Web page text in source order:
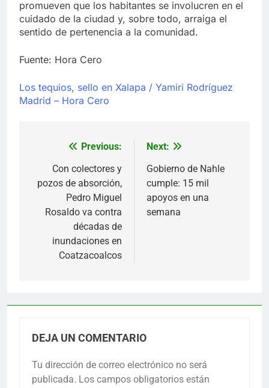
promueven que los habitantes se involucren en el
cuidado de la ciudad y, sobre todo, arraiga el
sentido de pertenencia a la comunidad.
Fuente: Hora Cero
Los tequios, sello en Xalapa / Yamiri Rodríguez
Madrid – Hora Cero
Navegación
entradas
Previous:
Con colectores y
pozos de absorción,
Pedro Miguel
Rosaldo va contra
décadas de
inundaciones en
Coatzacoalcos
Next:
Gobierno de Nahle
cumple: 15 mil
apoyos en una
semana
DEJA UN COMENTARIO
Tu dirección de correo electrónico no será
publicada. Los campos obligatorios están